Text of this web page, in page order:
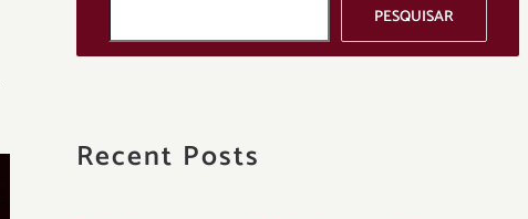
PESQUISAR
Recent Posts